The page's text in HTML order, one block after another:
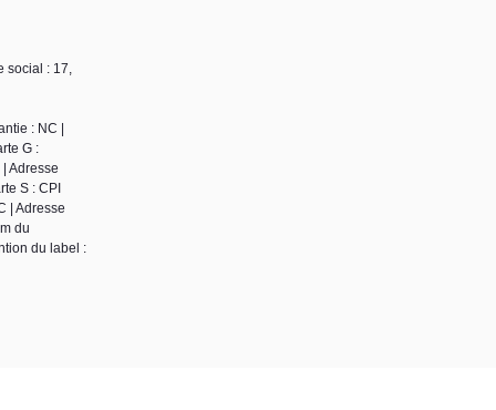
social : 17,
: NC |
G :
Adresse
S : CPI
| Adresse
du
du label :